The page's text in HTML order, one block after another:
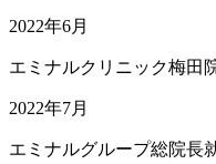
2022年6月
エミナルクリニック梅田
2022年7月
エミナルグループ総院長